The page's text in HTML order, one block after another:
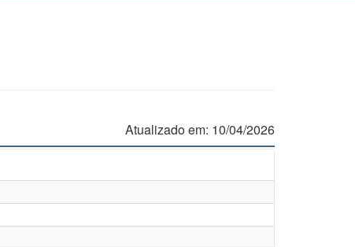
Atualizado em: 10/04/2026